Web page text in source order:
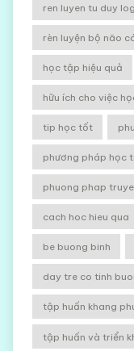
ren luyen tu duy
rèn luyện bộ não
học tập hiệu quả
hữu ích cho việc
tip học tốt
phương pháp học
phuong phap
cach hoc hieu qua
be buong binh
day tre co tinh
tập huấn khang
tập huấn và triển